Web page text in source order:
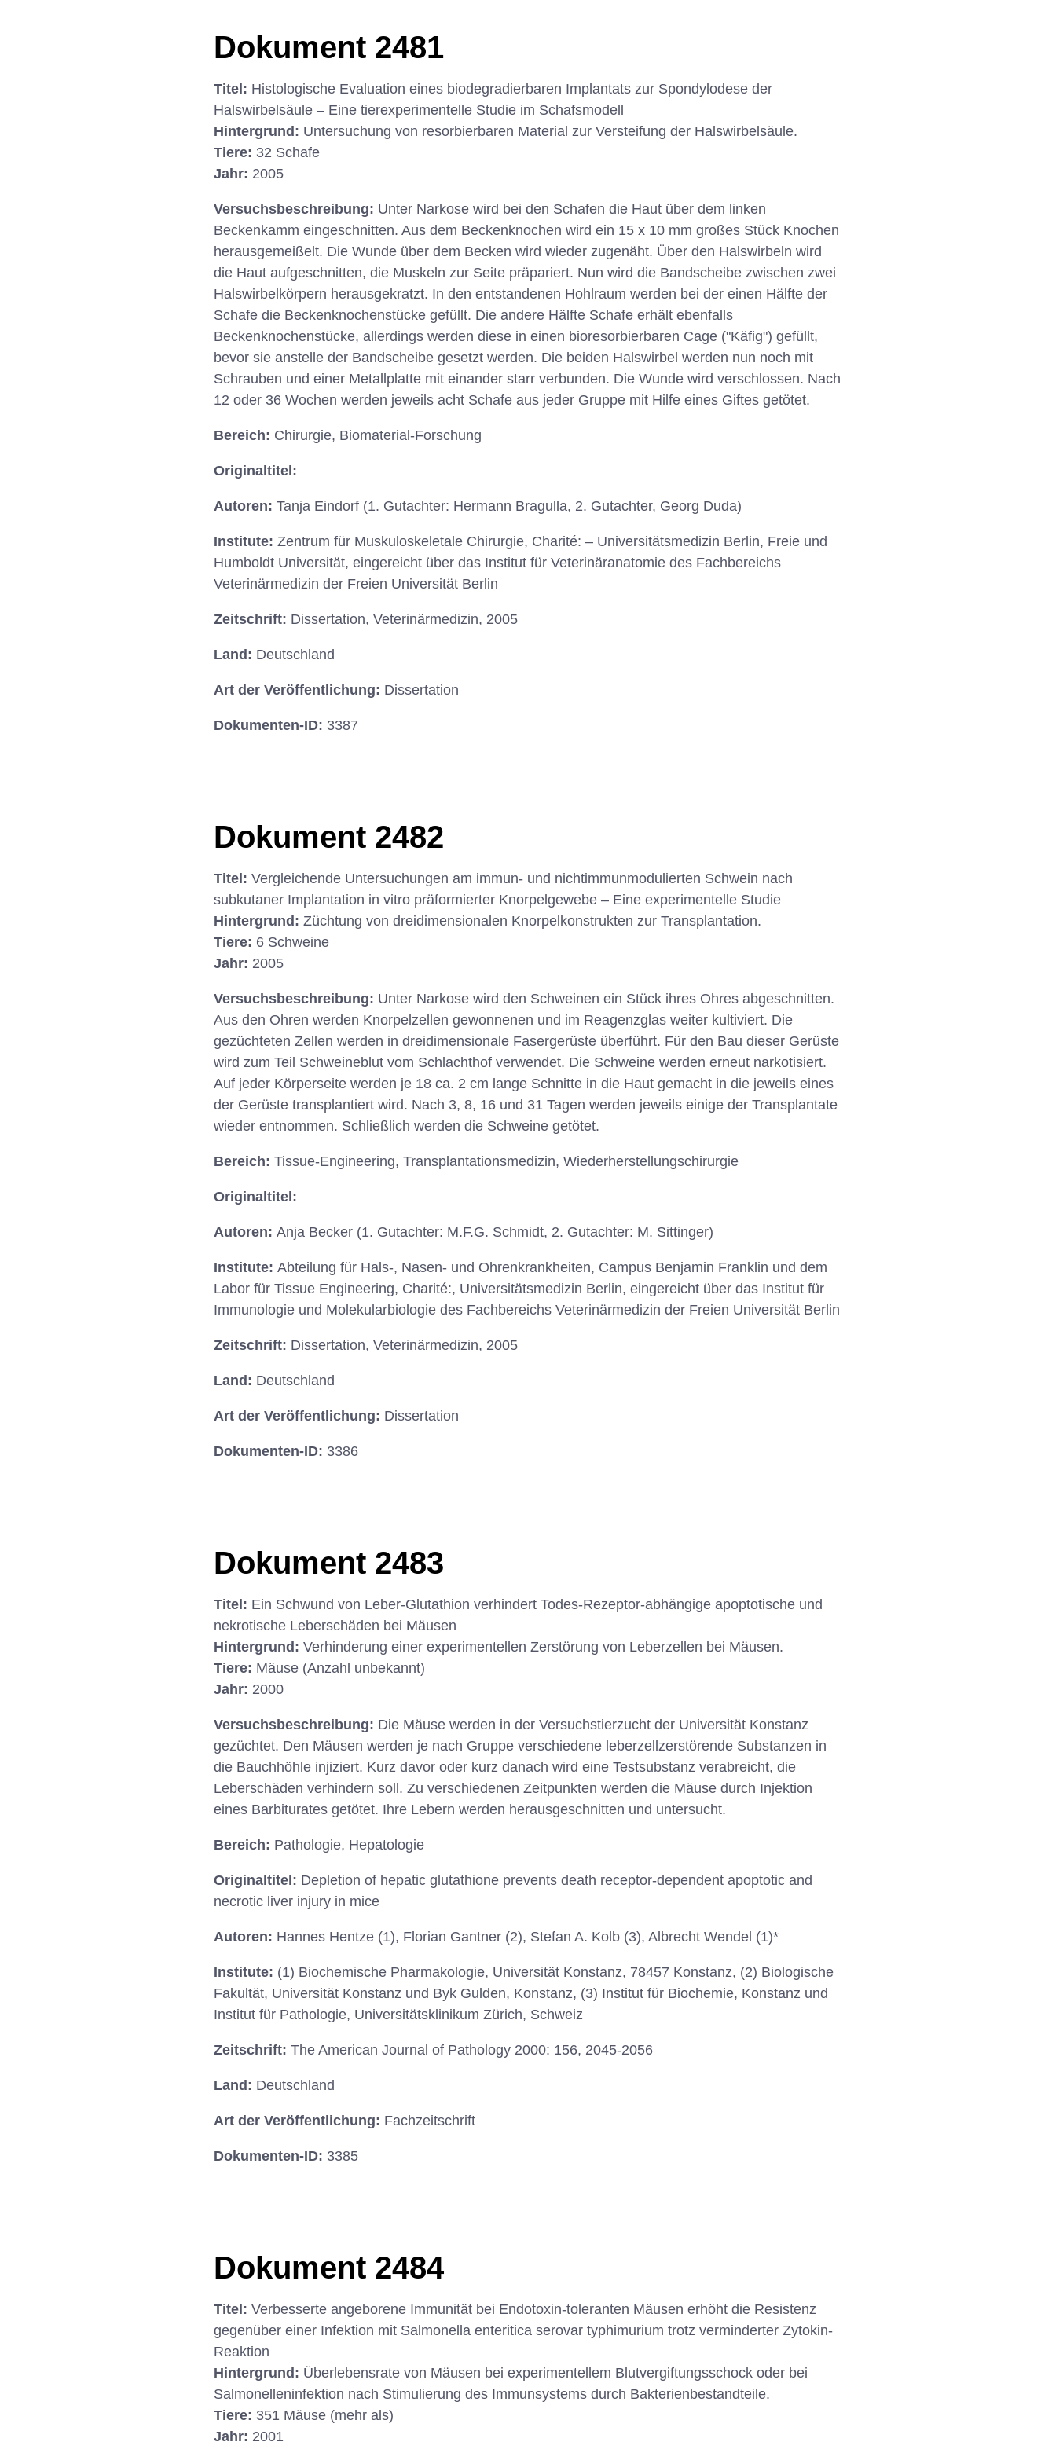
Dokument 2481
Titel: Histologische Evaluation eines biodegradierbaren Implantats zur Spondylodese der
Halswirbelsäule – Eine tierexperimentelle Studie im Schafsmodell
Hintergrund: Untersuchung von resorbierbaren Material zur Versteifung der Halswirbelsäule.
Tiere: 32 Schafe
Jahr: 2005
Versuchsbeschreibung: Unter Narkose wird bei den Schafen die Haut über dem linken
Beckenkamm eingeschnitten. Aus dem Beckenknochen wird ein 15 x 10 mm großes Stück Knochen
herausgemeißelt. Die Wunde über dem Becken wird wieder zugenäht. Über den Halswirbeln wird
die Haut aufgeschnitten, die Muskeln zur Seite präpariert. Nun wird die Bandscheibe zwischen zwei
Halswirbelkörpern herausgekratzt. In den entstandenen Hohlraum werden bei der einen Hälfte der
Schafe die Beckenknochenstücke gefüllt. Die andere Hälfte Schafe erhält ebenfalls
Beckenknochenstücke, allerdings werden diese in einen bioresorbierbaren Cage ("Käfig") gefüllt,
bevor sie anstelle der Bandscheibe gesetzt werden. Die beiden Halswirbel werden nun noch mit
Schrauben und einer Metallplatte mit einander starr verbunden. Die Wunde wird verschlossen. Nach
12 oder 36 Wochen werden jeweils acht Schafe aus jeder Gruppe mit Hilfe eines Giftes getötet.
Bereich: Chirurgie, Biomaterial-Forschung
Originaltitel:
Autoren: Tanja Eindorf (1. Gutachter: Hermann Bragulla, 2. Gutachter, Georg Duda)
Institute: Zentrum für Muskuloskeletale Chirurgie, Charité: – Universitätsmedizin Berlin, Freie und
Humboldt Universität, eingereicht über das Institut für Veterinäranatomie des Fachbereichs
Veterinärmedizin der Freien Universität Berlin
Zeitschrift: Dissertation, Veterinärmedizin, 2005
Land: Deutschland
Art der Veröffentlichung: Dissertation
Dokumenten-ID: 3387
Dokument 2482
Titel: Vergleichende Untersuchungen am immun- und nichtimmunmodulierten Schwein nach
subkutaner Implantation in vitro präformierter Knorpelgewebe – Eine experimentelle Studie
Hintergrund: Züchtung von dreidimensionalen Knorpelkonstrukten zur Transplantation.
Tiere: 6 Schweine
Jahr: 2005
Versuchsbeschreibung: Unter Narkose wird den Schweinen ein Stück ihres Ohres abgeschnitten.
Aus den Ohren werden Knorpelzellen gewonnenen und im Reagenzglas weiter kultiviert. Die
gezüchteten Zellen werden in dreidimensionale Fasergerüste überführt. Für den Bau dieser Gerüste
wird zum Teil Schweineblut vom Schlachthof verwendet. Die Schweine werden erneut narkotisiert.
Auf jeder Körperseite werden je 18 ca. 2 cm lange Schnitte in die Haut gemacht in die jeweils eines
der Gerüste transplantiert wird. Nach 3, 8, 16 und 31 Tagen werden jeweils einige der Transplantate
wieder entnommen. Schließlich werden die Schweine getötet.
Bereich: Tissue-Engineering, Transplantationsmedizin, Wiederherstellungschirurgie
Originaltitel:
Autoren: Anja Becker (1. Gutachter: M.F.G. Schmidt, 2. Gutachter: M. Sittinger)
Institute: Abteilung für Hals-, Nasen- und Ohrenkrankheiten, Campus Benjamin Franklin und dem
Labor für Tissue Engineering, Charité:, Universitätsmedizin Berlin, eingereicht über das Institut für
Immunologie und Molekularbiologie des Fachbereichs Veterinärmedizin der Freien Universität Berlin
Zeitschrift: Dissertation, Veterinärmedizin, 2005
Land: Deutschland
Art der Veröffentlichung: Dissertation
Dokumenten-ID: 3386
Dokument 2483
Titel: Ein Schwund von Leber-Glutathion verhindert Todes-Rezeptor-abhängige apoptotische und
nekrotische Leberschäden bei Mäusen
Hintergrund: Verhinderung einer experimentellen Zerstörung von Leberzellen bei Mäusen.
Tiere: Mäuse (Anzahl unbekannt)
Jahr: 2000
Versuchsbeschreibung: Die Mäuse werden in der Versuchstierzucht der Universität Konstanz
gezüchtet. Den Mäusen werden je nach Gruppe verschiedene leberzellzerstörende Substanzen in
die Bauchhöhle injiziert. Kurz davor oder kurz danach wird eine Testsubstanz verabreicht, die
Leberschäden verhindern soll. Zu verschiedenen Zeitpunkten werden die Mäuse durch Injektion
eines Barbiturates getötet. Ihre Lebern werden herausgeschnitten und untersucht.
Bereich: Pathologie, Hepatologie
Originaltitel: Depletion of hepatic glutathione prevents death receptor-dependent apoptotic and
necrotic liver injury in mice
Autoren: Hannes Hentze (1), Florian Gantner (2), Stefan A. Kolb (3), Albrecht Wendel (1)*
Institute: (1) Biochemische Pharmakologie, Universität Konstanz, 78457 Konstanz, (2) Biologische
Fakultät, Universität Konstanz und Byk Gulden, Konstanz, (3) Institut für Biochemie, Konstanz und
Institut für Pathologie, Universitätsklinikum Zürich, Schweiz
Zeitschrift: The American Journal of Pathology 2000: 156, 2045-2056
Land: Deutschland
Art der Veröffentlichung: Fachzeitschrift
Dokumenten-ID: 3385
Dokument 2484
Titel: Verbesserte angeborene Immunität bei Endotoxin-toleranten Mäusen erhöht die Resistenz
gegenüber einer Infektion mit Salmonella enteritica serovar typhimurium trotz verminderter Zytokin-
Reaktion
Hintergrund: Überlebensrate von Mäusen bei experimentellem Blutvergiftungsschock oder bei
Salmonelleninfektion nach Stimulierung des Immunsystems durch Bakterienbestandteile.
Tiere: 351 Mäuse (mehr als)
Jahr: 2001